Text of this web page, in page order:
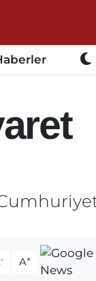
- A+